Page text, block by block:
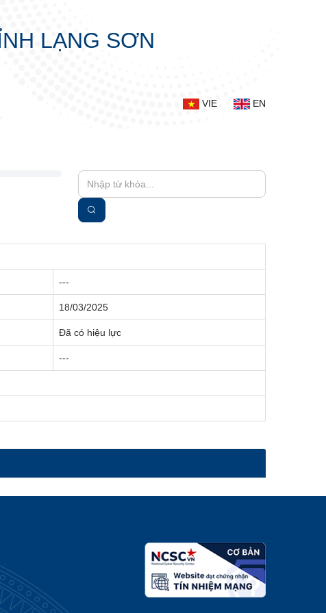
LẠNG SƠN
VIE EN
---
18/03/2025
Đã có hiệu lực
---